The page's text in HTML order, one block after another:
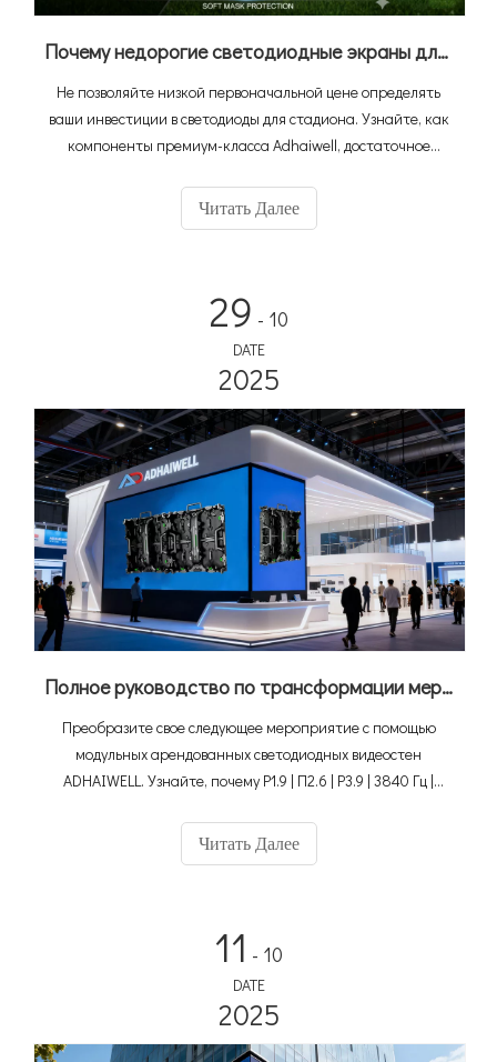
Почему недорогие светодиодные экраны для стадионов стоят вам дороже: преимущество Adhaiwell
Не позволяйте низкой первоначальной цене определять
ваши инвестиции в светодиоды для стадиона. Узнайте, как
компоненты премиум-класса Adhaiwell, достаточное
возможностью быстрой замены обеспечивают
максимальную надежность и минимальное время простоя,
футбольного стадиона.
Читать Далее
29 - 10
DATE
2025
Полное руководство по трансформации мероприятий: как арендованные модульные светодиодные видеостены ADHAIWELL обеспечивают незабываемые визуальные эффекты
Преобразите свое следующее мероприятие с помощью
модульных арендованных светодиодных видеостен
ADHAIWELL. Узнайте, почему P1.9 | П2.6 | P3.9 | 3840 Гц |
для профессионального и потрясающего визуального
отображения.
Читать Далее
11 - 10
DATE
2025